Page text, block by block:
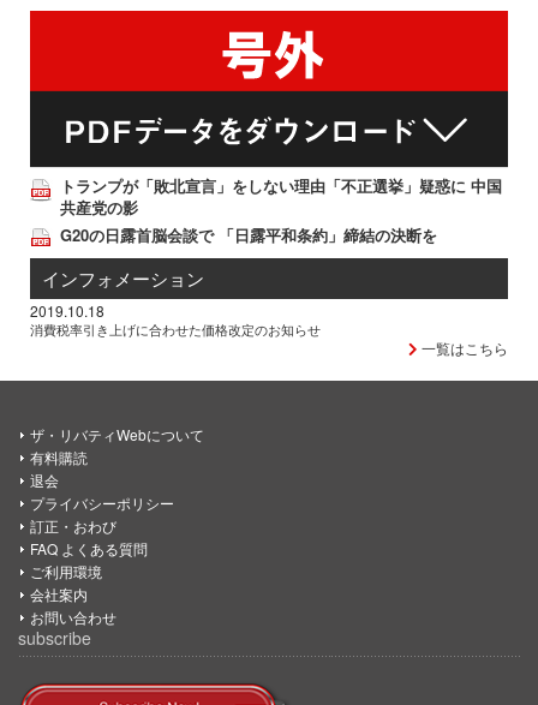
トランプが「敗北宣言」をしない理由「不正選挙」疑惑に 中国
共産党の影
G20の日露首脳会談で 「日露平和条約」締結の決断を
インフォメーション
2019.10.18
消費税率引き上げに合わせた価格改定のお知らせ
一覧はこちら
ザ・リバティWebについて
有料購読
退会
プライバシーポリシー
訂正・おわび
FAQ よくある質問
ご利用環境
会社案内
お問い合わせ
subscribe